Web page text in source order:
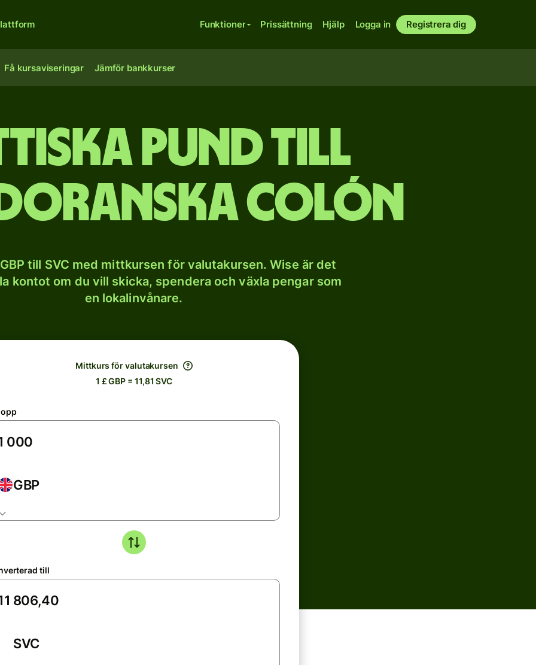
Funktioner Prissättning Hjälp Logga in Registrera dig
Få kursaviseringar Jämför bankkurser
pund till
colón
till SVC med mittkursen för valutakursen. Wise är det
kontot om du vill skicka, spendera och växla pengar som
en lokalinvånare.
Mittkurs för valutakursen
1 £ GBP = 11,81 SVC
GBP
till
SVC